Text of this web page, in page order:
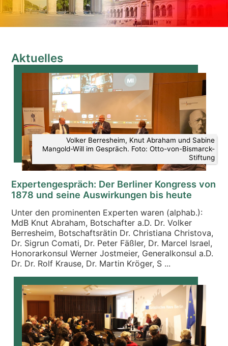
Aktuelles
Volker Berresheim, Knut Abraham und Sabine
Mangold-Will im Gespräch. Foto: Otto-von-Bismarck-
Stiftung
Expertengespräch: Der Berliner Kongress von
1878 und seine Auswirkungen bis heute
Unter den prominenten Experten waren (alphab.):
MdB Knut Abraham, Botschafter a.D. Dr. Volker
Berresheim, Botschaftsrätin Dr. Christiana Christova,
Dr. Sigrun Comati, Dr. Peter Fäßler, Dr. Marcel Israel,
Honorarkonsul Werner Jostmeier, Generalkonsul a.D.
Dr. Dr. Rolf Krause, Dr. Martin Kröger, S ...